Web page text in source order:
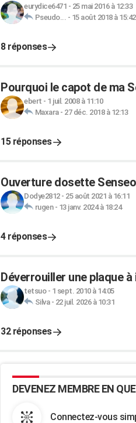
eurydice6471 - 25 mai 2016 à 12:33
Pseudo... - 15 août 2018 à 15:42
8 réponses
Pourquoi le capot de ma
ebert - 1 juil. 2008 à 11:10
Maxara- 27 déc. 2018 à 12:13
15 réponses
Ouverture dosette
Dodye2812- 25 août 2021 à 16:11
rugen- 13 janv. 2024 à 18:24
4 réponses
Déverrouiller une plaque
tetsuo- 1 sept. 2010 à 14:05
Silva- 22 juil. 2026 à 10:31
32 réponses
DEVENEZ MEMBRE EN
Connectez-vous